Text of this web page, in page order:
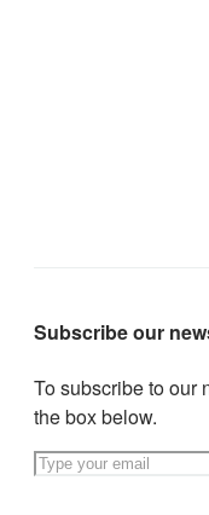
Subscribe our
To subscribe to our
the box below.